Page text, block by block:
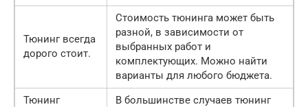
Тюнинг всегда
дорого стоит.
Стоимость тюнинга может быть
разной, в зависимости от
выбранных работ и
комплектующих. Можно найти
варианты для любого бюджета.
Тюнинг
В большинстве случаев тюнинг